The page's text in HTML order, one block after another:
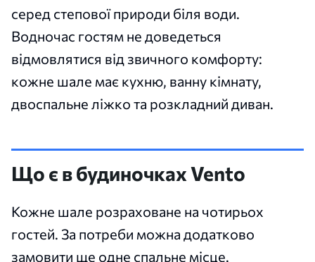
серед степової природи біля води.
Водночас гостям не доведеться
відмовлятися від звичного комфорту:
кожне шале має кухню, ванну кімнату,
двоспальне ліжко та розкладний диван.
Що є в будиночках Vento
Кожне шале розраховане на чотирьох
гостей. За потреби можна додатково
замовити ще одне спальне місце.